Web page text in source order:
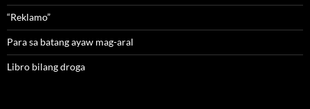
“Reklamo”
Para sa batang ayaw mag-aral
Libro bilang droga